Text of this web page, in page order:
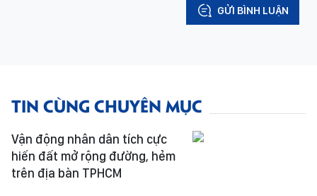
GỬI BÌNH LUẬN
TIN CÙNG CHUYÊN MỤC
Vận động nhân dân tích cực
hiến đất mở rộng đường, hẻm
trên địa bàn TPHCM